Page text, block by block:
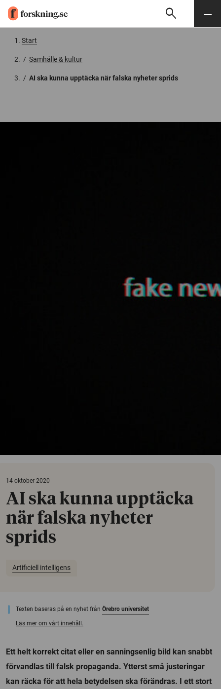
Söksearch Meny
Start
/ Samhälle & kultur
/ AI ska kunna upptäcka när falska nyheter sprids
14 oktober 2020
AI ska kunna upptäcka
när falska nyheter
sprids
Artificiell intelligens
Texten baseras på en nyhet från Örebro universitet
Läs mer om vårt innehåll.
Ett helt korrekt citat eller en sanningsenlig bild kan snabbt
förvandlas till falsk propaganda. Ytterst små justeringar
kan räcka för att hela betydelsen ska förändras. I ett stort